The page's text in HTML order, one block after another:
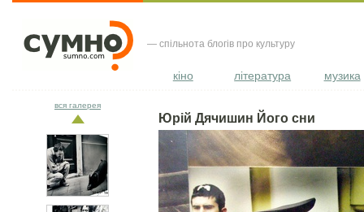
— спільнота блогів про культуру
кіно література музика
Юрій Дячишин Його сни
вся галерея